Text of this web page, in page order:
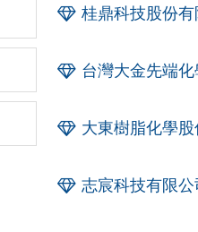
桂鼎科技股份有
台灣大金先端
大東樹脂化學
志宸科技有限公